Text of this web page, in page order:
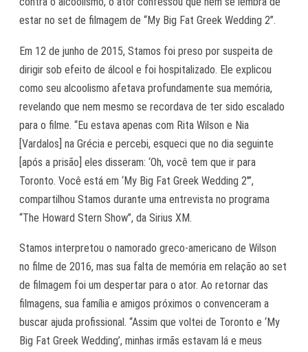
estar no set de filmagem de “My Big Fat Greek Wedding 2”.
Em 12 de junho de 2015, Stamos foi preso por suspeita de
dirigir sob efeito de álcool e foi hospitalizado. Ele explicou
como seu alcoolismo afetava profundamente sua memória,
revelando que nem mesmo se recordava de ter sido escalado
para o filme. “Eu estava apenas com Rita Wilson e Nia
[Vardalos] na Grécia e percebi, esqueci que no dia seguinte
[após a prisão] eles disseram: ‘Oh, você tem que ir para
Toronto. Você está em ‘My Big Fat Greek Wedding 2′”,
compartilhou Stamos durante uma entrevista no programa
“The Howard Stern Show”, da Sirius XM.
Stamos interpretou o namorado greco-americano de Wilson
no filme de 2016, mas sua falta de memória em relação ao set
de filmagem foi um despertar para o ator. Ao retornar das
filmagens, sua família e amigos próximos o convenceram a
buscar ajuda profissional. “Assim que voltei de Toronto e ‘My
Big Fat Greek Wedding’, minhas irmãs estavam lá e meus